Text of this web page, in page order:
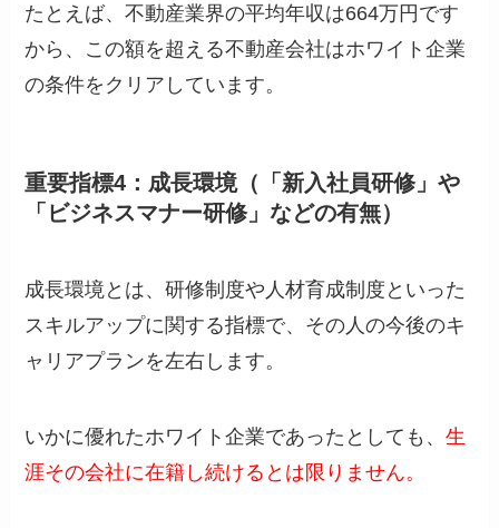
たとえば、不動産業界の平均年収は664万円です
から、この額を超える不動産会社はホワイト企業
の条件をクリアしています。
重要指標4：成長環境（「新入社員研修」や
「ビジネスマナー研修」などの有無）
成長環境とは、研修制度や人材育成制度といった
スキルアップに関する指標で、その人の今後のキ
ャリアプランを左右します。
いかに優れたホワイト企業であったとしても、生
涯その会社に在籍し続けるとは限りません。